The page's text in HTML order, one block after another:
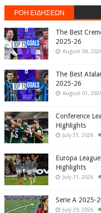
ΡΟΗ ΕΙΔΗΣΕΩΝ
The Best
2025-26
August 04,
The Best
2025-26
August 01,
Conference
Highlights
July 31, 2026
Europa
Highlights
July 31, 2026
Serie A 2025-
July 29, 2026